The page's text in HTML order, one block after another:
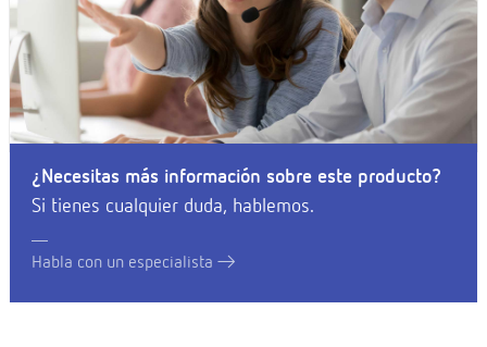
¿Necesitas más información sobre este producto?
Si tienes cualquier duda, hablemos.
Habla con un especialista